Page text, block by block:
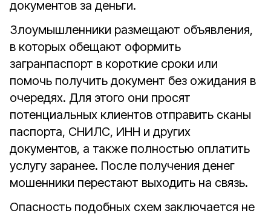
документов за деньги.
Злоумышленники размещают объявления,
в которых обещают оформить
загранпаспорт в короткие сроки или
помочь получить документ без ожидания в
очередях. Для этого они просят
потенциальных клиентов отправить сканы
паспорта, СНИЛС, ИНН и других
документов, а также полностью оплатить
услугу заранее. После получения денег
мошенники перестают выходить на связь.
Опасность подобных схем заключается не